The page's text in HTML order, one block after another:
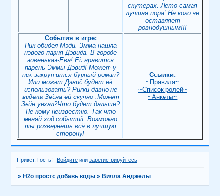
скутерах. Лето-самая
лучшая пора! Не кого не
оставляет
ровнодушным!!!
События в игре:
Ник обидел Мэди. Эмма нашла
нового парня Дэвида. В городе
новенькая-Ева! Ей нравится
парень Эммы-Дэвид! Может у
них закрутится бурный роман?
Или может Дэвид будет её
использовать? Рикки давно не
видела Зейна ей скучно .Может
Зейн уехал?Что будет дальше?
Не кому неизвестно. Так что
меняй ход событий. Возможно
ты розвернёшь всё в лучшую
сторону!
Ссылки:
~Правила~
~Список ролей~
~Анкеты~
Привет, Гость! Войдитеили зарегистрируйтесь.
» H2о просто добавь воды » Вилла Анджелы